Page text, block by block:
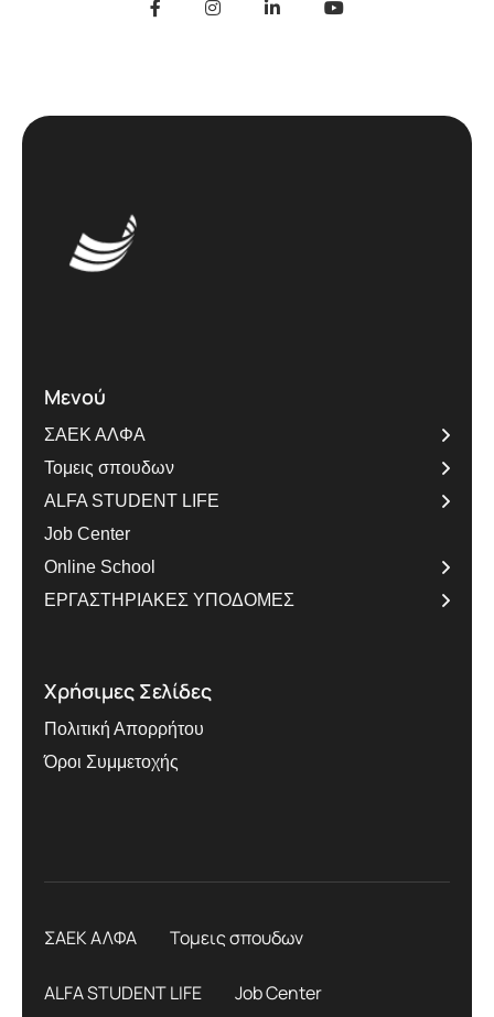
Μενού
ΣΑΕΚ ΑΛΦΑ
Τομεις σπουδων
ALFA STUDENT LIFE
Job Center
Online School
ΕΡΓΑΣΤΗΡΙΑΚΕΣ ΥΠΟΔΟΜΕΣ
Χρήσιμες Σελίδες
Πολιτική Απορρήτου
Όροι Συμμετοχής
ΣΑΕΚ ΑΛΦΑ Τομεις σπουδων
ALFA STUDENT LIFE Job Center